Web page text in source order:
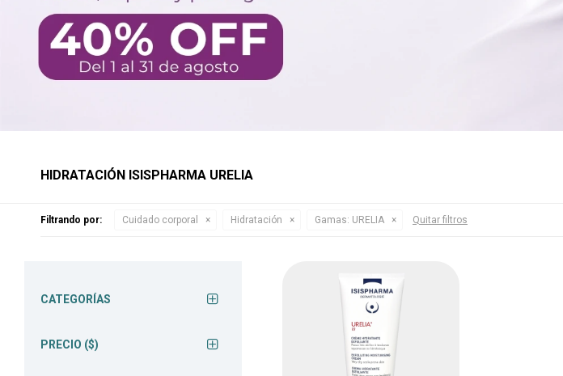
HIDRATACIÓN ISISPHARMA URELIA
Filtrando por: Cuidado corporal Hidratación Gamas: URELIA Quitar filtros
CATEGORÍAS
PRECIO ($)